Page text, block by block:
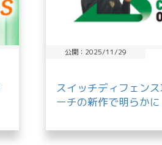
公開：2025/11/29
スイッチディフェン
ーチの新作で明らかに